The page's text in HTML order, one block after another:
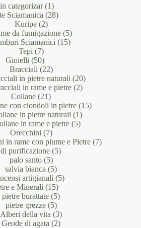
categorizar 11
prodotto
Sciamanica 2828
Kuripe 22
prodotti
da fumigazione 55
prodotti
Sciamanici 1515
Tepi 77
prodotti
Gioielli 5050
prodotti
Bracciali 2222
prodotti
in pietre naturali 2020
in rame e pietre 22
Collane 2121
prodotti
con ciondoli in pietre 1515
in pietre naturali 11
prodotto
in rame e pietre 55
Orecchini 77
prodotti
in rame con piume e Pietre 77
purificazione 55
palo santo 55
prodotti
salvia bianca 55
prodotti
artigianali 55
e Minerali 1515
prodotti
pietre burattate 55
pietre grezze 55
prodotti
Alberi della vita 33
prodotti
Geode di agata 22